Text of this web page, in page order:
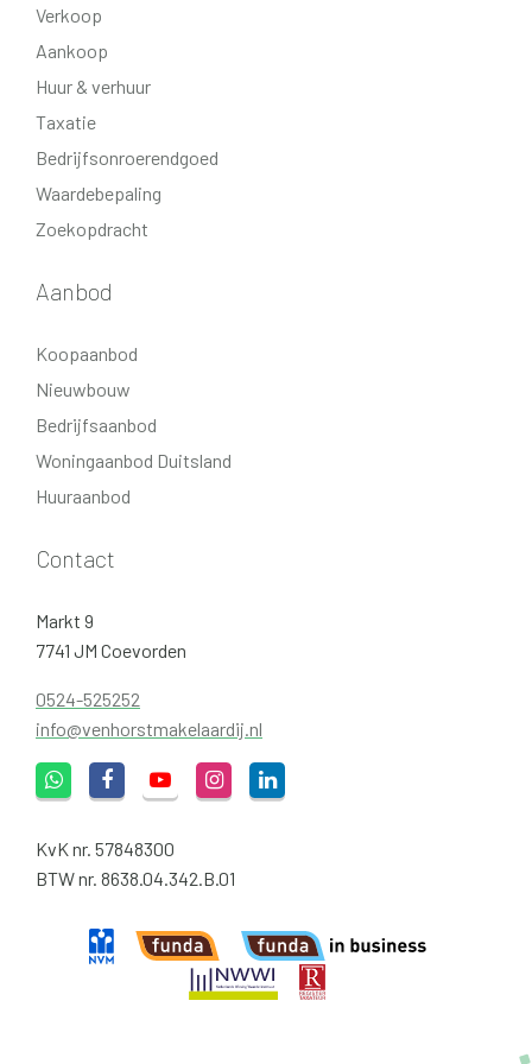
Verkoop
Aankoop
Huur & verhuur
Taxatie
Bedrijfsonroerendgoed
Waardebepaling
Zoekopdracht
Aanbod
Koopaanbod
Nieuwbouw
Bedrijfsaanbod
Woningaanbod Duitsland
Huuraanbod
Contact
Markt 9
7741 JM Coevorden
0524-525252
info@venhorstmakelaardij.nl
KvK nr. 57848300
BTW nr. 8638.04.342.B.01